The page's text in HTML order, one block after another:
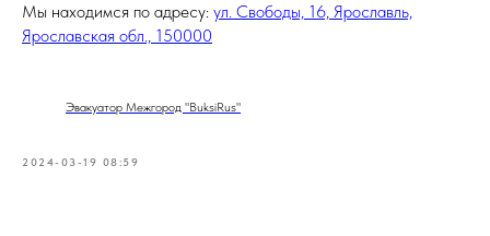
Мы находимся по адресу: ул. Свободы, 16, Ярославль,
Ярославская обл., 150000
Эвакуатор Межгород "BuksiRus"
2024-03-19 08:59